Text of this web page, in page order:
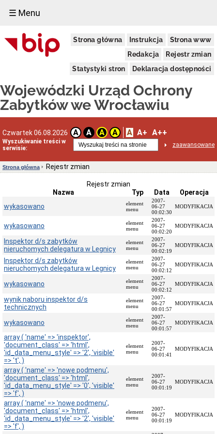
☰ Menu
Strona główna Instrukcja
Strona www
Redakcja
Rejestr zmian
Statystyki stron
Deklaracja dostępności
Wojewódzki Urząd Ochrony
Zabytków we Wrocławiu
Czwartek 06.08.2026 A A A A A A+ A++
Wyszukiwanie treści w
serwisie:
zaawansowane
Dostępność
Deklaracja
dostępności
realizowanym
projekcie
dofinansowanym
Europejskich
Delegatury
adresowe
Podstawy
i
Przedmiot
i
kompetencje
Sprawozdawczość
finansowa
Statystyki
Rada
Ochrony
Poradnik
klienta
Jak
załatwić
sprawę
Przyjmowanie
interesantów
Opłaty
skarbowe
Szukam
legalnie
Obwieszczenia,
Strona główna Rejestr zmian
Rejestr zmian
Nazwa
Typ Data
Operacja
wykasowano
element
menu
2007-
06-27
00:02:30
MODYFIKACJA
wykasowano
element
menu
2007-
06-27
00:02:20
MODYFIKACJA
Inspektor d/s zabytków
nieruchomych delegatura w Legnicy
element
menu
2007-
06-27
00:02:19
MODYFIKACJA
Inspektor d/s zabytków
nieruchomych delegatura w Legnicy
element
menu
2007-
06-27
00:02:12
MODYFIKACJA
wykasowano
element
menu
2007-
06-27
00:02:12
MODYFIKACJA
wynik naboru inspektor d/s
technicznych
element
menu
2007-
06-27
00:01:57
MODYFIKACJA
wykasowano
element
menu
2007-
06-27
00:01:57
MODYFIKACJA
array ( 'name' => 'inspektor',
'document_class' => 'html',
'id_data_menu_style' => '2', 'visible'
=> 't', )
element
menu
2007-
06-27
00:01:41
MODYFIKACJA
array ( 'name' => 'nowe podmenu',
'document_class' => 'html',
'id_data_menu_style' => '0', 'visible'
=> 'f', )
element
menu
2007-
06-27
00:01:19
MODYFIKACJA
array ( 'name' => 'nowe podmenu',
'document_class' => 'html',
'id_data_menu_style' => '2', 'visible'
=> 'f', )
element
menu
2007-
06-27
00:01:19
MODYFIKACJA